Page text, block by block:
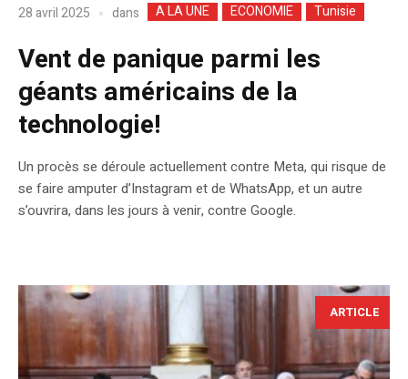
28 avril 2025 dans A LA UNE ECONOMIE Tunisie
Vent de panique parmi les
géants américains de la
technologie!
Un procès se déroule actuellement contre Meta, qui risque de
se faire amputer d’Instagram et de WhatsApp, et un autre
s’ouvrira, dans les jours à venir, contre Google.
ARTICLE